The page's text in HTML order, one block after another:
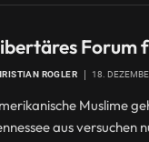
Forum
ROGLER 18.
Muslime
aus